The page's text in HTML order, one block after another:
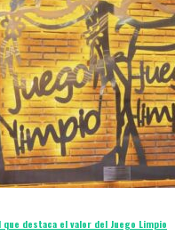
destaca el valor del Juego Limpio